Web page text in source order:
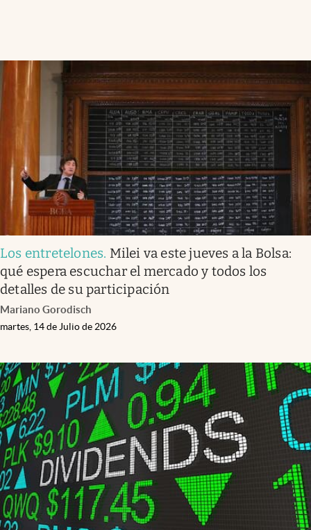
Los entretelones. Milei va este jueves a la Bolsa:
qué espera escuchar el mercado y todos los
detalles de su participación
Mariano Gorodisch
martes, 14 de Julio de 2026